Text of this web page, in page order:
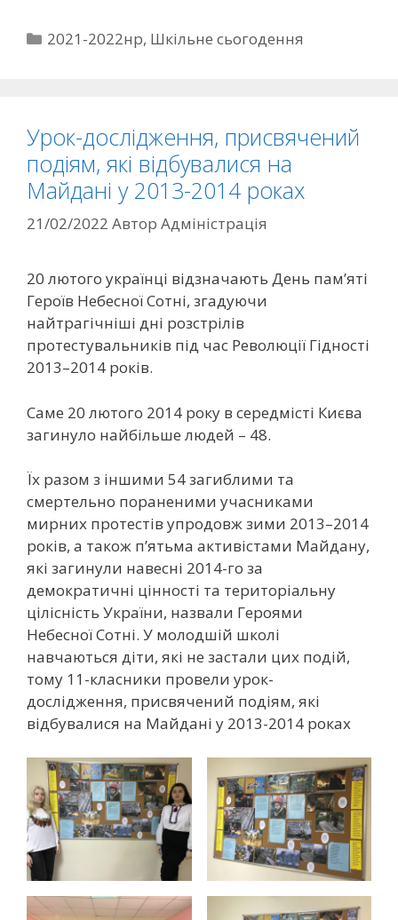
2021-2022нр, Шкільне сьогодення
Урок-дослідження, присвячений
подіям, які відбувалися на
Майдані у 2013-2014 роках
21/02/2022 Автор Адміністрація
20 лютого українці відзначають День пам’яті
Героїв Небесної Сотні, згадуючи
найтрагічніші дні розстрілів
протестувальників під час Революції Гідності
2013–2014 років.
Саме 20 лютого 2014 року в середмісті Києва
загинуло найбільше людей – 48.
Їх разом з іншими 54 загиблими та
смертельно пораненими учасниками
мирних протестів упродовж зими 2013–2014
років, а також п’ятьма активістами Майдану,
які загинули навесні 2014-го за
демократичні цінності та територіальну
цілісність України, назвали Героями
Небесної Сотні. У молодшій школі
навчаються діти, які не застали цих подій,
тому 11-класники провели урок-
дослідження, присвячений подіям, які
відбувалися на Майдані у 2013-2014 роках